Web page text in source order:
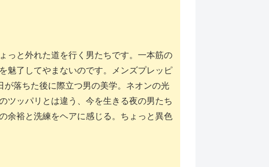
っと外れた道を行く男たちです。一本筋の
魅了してやまないのです。メンズプレッピ
落ちた後に際立つ男の美学。ネオンの光
ツッパリとは違う、今を生きる夜の男たち
余裕と洗練をヘアに感じる。ちょっと異色